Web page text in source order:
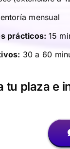
mensual
prácticos: 15
30 a 60
tu plaza e